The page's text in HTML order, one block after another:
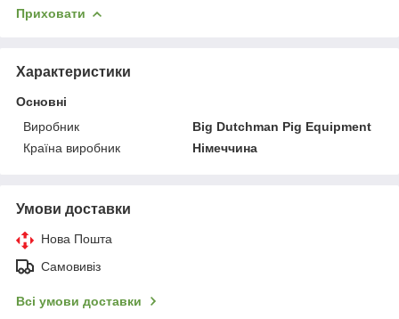
Приховати
Характеристики
Основні
Виробник
Big Dutchman Pig Equipment
Країна виробник
Німеччина
Умови доставки
Нова Пошта
Самовивіз
Всі умови доставки